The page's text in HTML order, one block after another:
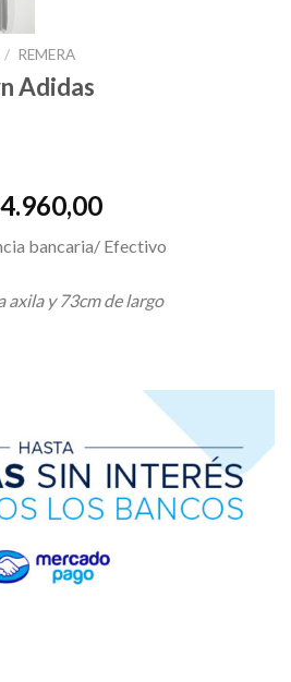
/ REMERA
Adidas
El
actual
$ 24.960,00.
bancaria/ Efectivo
axila y 73cm de largo